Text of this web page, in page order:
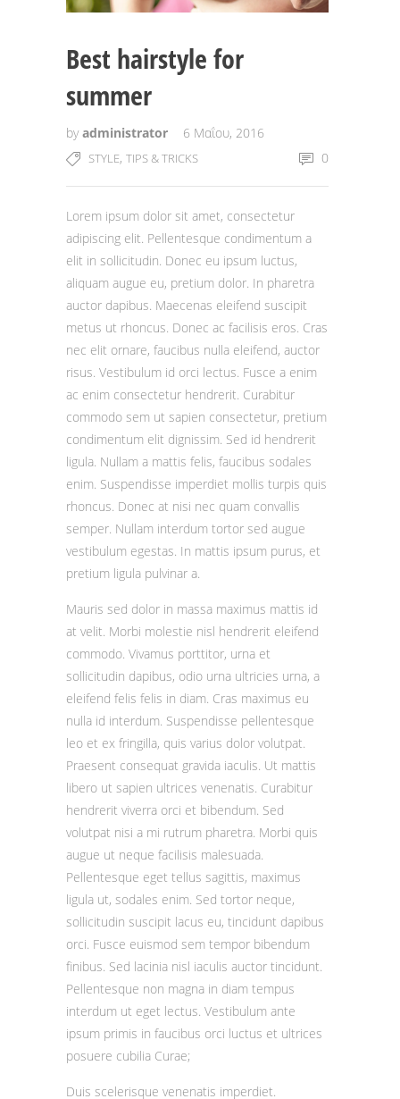
Best hairstyle for
summer
byadministrator 6 Μαΐου, 2016
STYLE, TIPS & TRICKS 0
Lorem ipsum dolor sit amet, consectetur
adipiscing elit. Pellentesque condimentum a
elit in sollicitudin. Donec eu ipsum luctus,
aliquam augue eu, pretium dolor. In pharetra
auctor dapibus. Maecenas eleifend suscipit
metus ut rhoncus. Donec ac facilisis eros. Cras
nec elit ornare, faucibus nulla eleifend, auctor
risus. Vestibulum id orci lectus. Fusce a enim
ac enim consectetur hendrerit. Curabitur
commodo sem ut sapien consectetur, pretium
condimentum elit dignissim. Sed id hendrerit
ligula. Nullam a mattis felis, faucibus sodales
enim. Suspendisse imperdiet mollis turpis quis
rhoncus. Donec at nisi nec quam convallis
semper. Nullam interdum tortor sed augue
vestibulum egestas. In mattis ipsum purus, et
pretium ligula pulvinar a.
Mauris sed dolor in massa maximus mattis id
at velit. Morbi molestie nisl hendrerit eleifend
commodo. Vivamus porttitor, urna et
sollicitudin dapibus, odio urna ultricies urna, a
eleifend felis felis in diam. Cras maximus eu
nulla id interdum. Suspendisse pellentesque
leo et ex fringilla, quis varius dolor volutpat.
Praesent consequat gravida iaculis. Ut mattis
libero ut sapien ultrices venenatis. Curabitur
hendrerit viverra orci et bibendum. Sed
volutpat nisi a mi rutrum pharetra. Morbi quis
augue ut neque facilisis malesuada.
Pellentesque eget tellus sagittis, maximus
ligula ut, sodales enim. Sed tortor neque,
sollicitudin suscipit lacus eu, tincidunt dapibus
orci. Fusce euismod sem tempor bibendum
finibus. Sed lacinia nisl iaculis auctor tincidunt.
Pellentesque non magna in diam tempus
interdum ut eget lectus. Vestibulum ante
ipsum primis in faucibus orci luctus et ultrices
posuere cubilia Curae;
Duis scelerisque venenatis imperdiet.